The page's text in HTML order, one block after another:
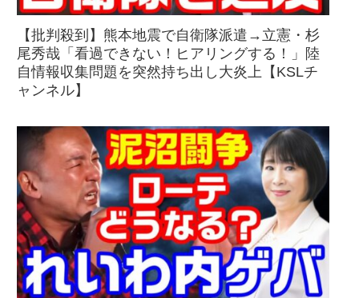
【批判殺到】熊本地震で自衛隊派遣→立憲・杉
尾秀哉「看過できない！ヒアリングする！」陸
自情報収集問題を突然持ち出し大炎上【KSLチ
ャンネル】